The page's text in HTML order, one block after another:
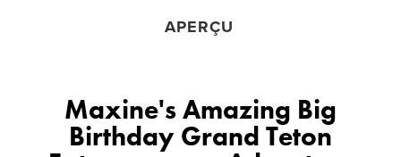
APERÇU
Maxine's Amazing Big
Birthday Grand Teton